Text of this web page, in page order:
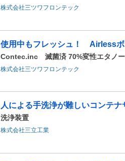
株式会社三ツワフロンテック
使用中もフレッシュ！ Airlessボ
Contec.inc 滅菌済 70%変性エタノー
株式会社三ツワフロンテック
人による手洗浄が難しいコンテ
洗浄装置
株式会社三立工業